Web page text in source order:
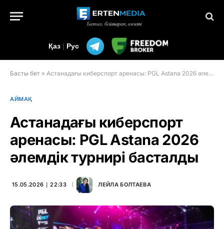
Қаз | Рус
Басты бет » Астанадағы киберспорт аренасы: PGL Astana 2026 әлемдік турнирі басталды
АЙМАҚ
Астанадағы киберспорт
аренасы: PGL Astana 2026
әлемдік турнирі басталды
15.05.2026 ∣ 22:33 ЛЕЙЛА БОЛТАЕВА